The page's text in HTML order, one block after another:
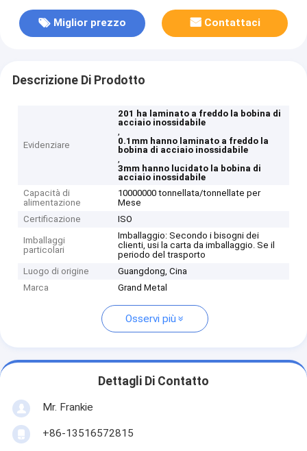
Miglior prezzo Contattaci
Descrizione Di Prodotto
Evidenziare
201 ha laminato a freddo la bobina di
acciaio inossidabile
,
0.1mm hanno laminato a freddo la
bobina di acciaio inossidabile
,
3mm hanno lucidato la bobina di
acciaio inossidabile
Capacità di
alimentazione
10000000 tonnellata/tonnellate per
Mese
Certificazione
ISO
Imballaggi
particolari
Imballaggio: Secondo i bisogni dei
clienti, usi la carta da imballaggio. Se il
periodo del trasporto
Luogo di origine
Guangdong, Cina
Marca
Grand Metal
Osservi più
Dettagli Di Contatto
Mr. Frankie
+86-13516572815